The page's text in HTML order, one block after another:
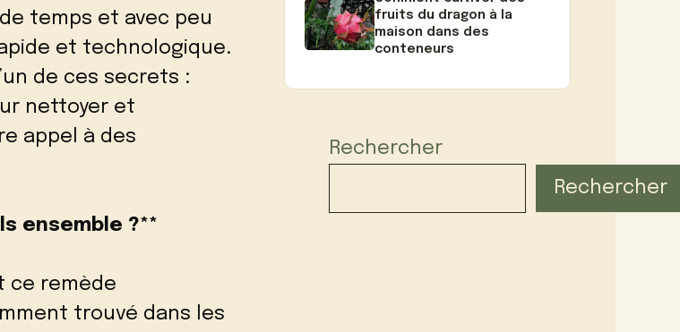
temps et avec peu
et technologique.
de ces secrets :
nettoyer et
appel à des
ensemble ?**
ce remède
trouvé dans les
fruits du dragon à la
maison dans des
conteneurs
Rechercher
Rechercher